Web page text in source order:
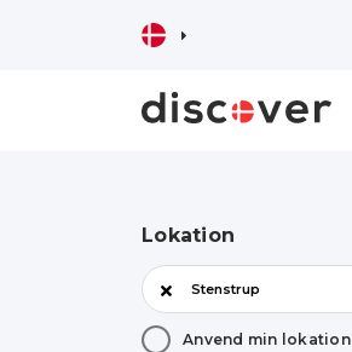
Lokation
Anvend min lokation